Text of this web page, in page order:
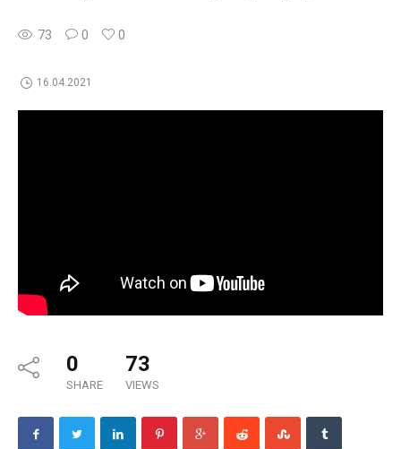
73 0 0
16.04.2021
0
SHARE
73
VIEWS